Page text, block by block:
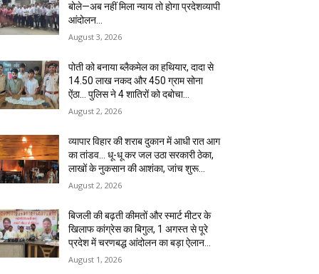
बोले—अब नहीं मिला न्याय तो होगा प्रदेशव्यापी
आंदोलन…
August 3, 2026
पोती को बनाया ब्लैकमेल का हथियार, दादा से
14.50 लाख नकद और 450 ग्राम सोना
ऐंठा… पुलिस ने 4 शातिरों को दबोचा…
August 2, 2026
व्यापार विहार की शराब दुकान में आधी रात आग
का तांडव… धू-धू कर जल उठा सरकारी ठेका,
लाखों के नुकसान की आशंका, जांच शुरू…
August 2, 2026
बिजली की बढ़ती कीमतों और स्मार्ट मीटर के
खिलाफ कांग्रेस का बिगुल, 1 अगस्त से पूरे
प्रदेश में चरणबद्ध आंदोलन का बड़ा ऐलान…
August 1, 2026